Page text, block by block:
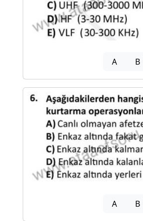
A B
A B